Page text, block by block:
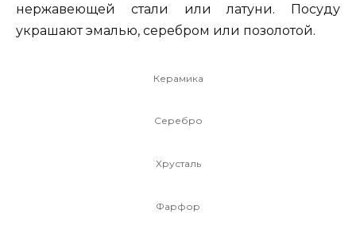
нержавеющей стали или латуни. Посуду
украшают эмалью, серебром или позолотой.
Керамика
Серебро
Хрусталь
Фарфор